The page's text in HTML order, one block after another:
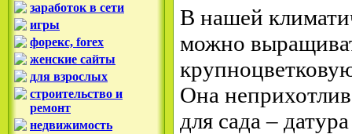
заработок в сети
игры
форекс, forex
женские сайты
для взрослых
строительство и
ремонт
недвижимость
В нашей
можно
Она
для сада –